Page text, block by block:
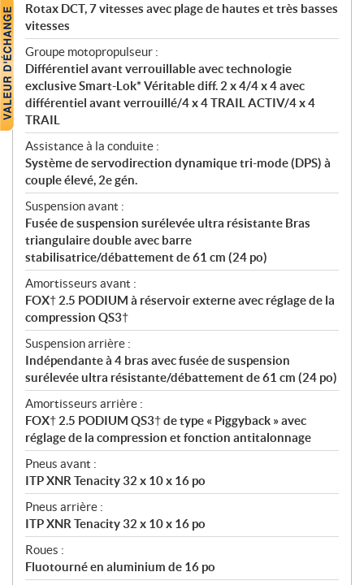
Rotax DCT, 7 vitesses avec plage de hautes et très basses
vitesses
Groupe motopropulseur :
Différentiel avant verrouillable avec technologie
exclusive Smart-Lok* Véritable diff. 2 x 4/4 x 4 avec
différentiel avant verrouillé/4 x 4 TRAIL ACTIV/4 x 4
TRAIL
Assistance à la conduite :
Système de servodirection dynamique tri-mode (DPS) à
couple élevé, 2e gén.
Suspension avant :
Fusée de suspension surélevée ultra résistante Bras
triangulaire double avec barre
stabilisatrice/débattement de 61 cm (24 po)
Amortisseurs avant :
FOX† 2.5 PODIUM à réservoir externe avec réglage de la
compression QS3†
Suspension arrière :
Indépendante à 4 bras avec fusée de suspension
surélevée ultra résistante/débattement de 61 cm (24 po)
Amortisseurs arrière :
FOX† 2.5 PODIUM QS3† de type « Piggyback » avec
réglage de la compression et fonction antitalonnage
Pneus avant :
ITP XNR Tenacity 32 x 10 x 16 po
Pneus arrière :
ITP XNR Tenacity 32 x 10 x 16 po
Roues :
Fluotourné en aluminium de 16 po